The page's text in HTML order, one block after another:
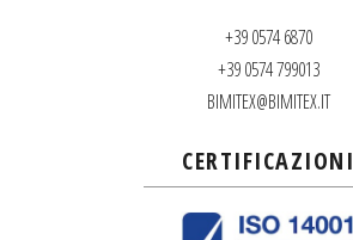
+39 0574 6870
+39 0574 799013
BIMITEX@BIMITEX.IT
CERTIFICAZIONI